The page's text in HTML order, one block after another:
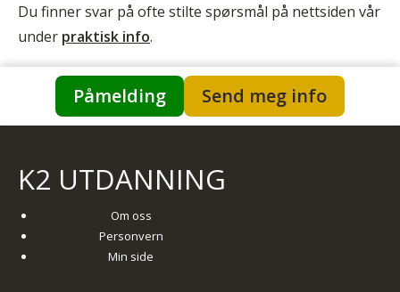
Du finner svar på ofte stilte spørsmål på nettsiden vår
under praktisk info.
Påmelding Send meg info
K2 UTDANNING
Om oss
Personvern
Min side